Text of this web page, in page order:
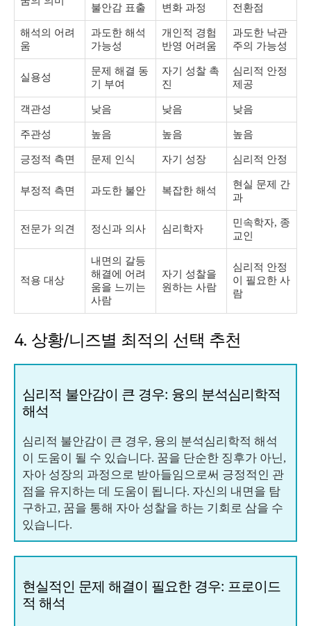
불안감 표출 변화 과정 전환점
해석의 어려
움
과도한 해석
가능성
개인적 경험
반영 어려움
과도한 낙관
주의 가능성
실용성
문제 해결 동
기 부여
자기 성찰 촉
진
심리적 안정
제공
객관성 낮음 낮음 낮음
주관성 높음 높음 높음
긍정적 측면 문제 인식 자기 성장 심리적 안정
부정적 측면 과도한 불안 복잡한 해석
현실 문제 간
과
전문가 의견 정신과 의사 심리학자
민속학자, 종
교인
적용 대상
내면의 갈등
해결에 어려
움을 느끼는
사람
자기 성찰을
원하는 사람
심리적 안정
이 필요한 사
람
4. 상황/니즈별 최적의 선택 추천
심리적 불안감이 큰 경우: 융의 분석심리학적
해석
심리적 불안감이 큰 경우, 융의 분석심리학적 해석
이 도움이 될 수 있습니다. 꿈을 단순한 징후가 아닌,
자아 성장의 과정으로 받아들임으로써 긍정적인 관
점을 유지하는 데 도움이 됩니다. 자신의 내면을 탐
구하고, 꿈을 통해 자아 성찰을 하는 기회로 삼을 수
있습니다.
현실적인 문제 해결이 필요한 경우: 프로이드
적 해석